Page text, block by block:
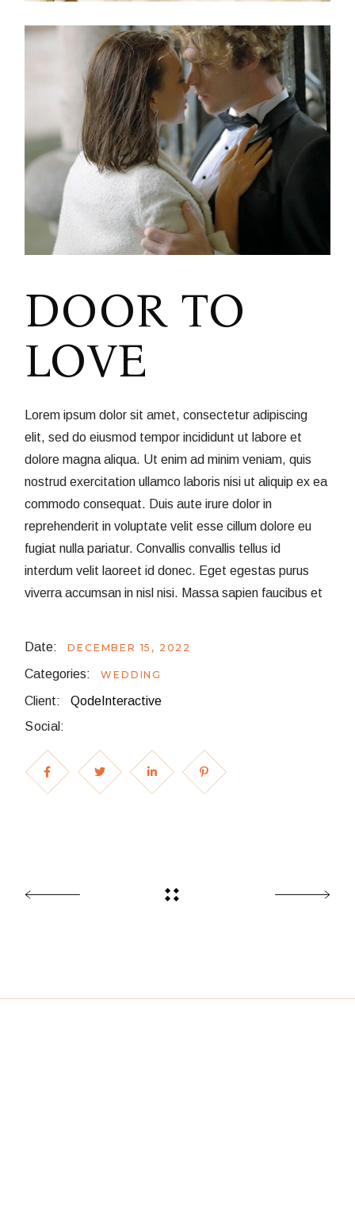
DOOR TO
LOVE
Lorem ipsum dolor sit amet, consectetur adipiscing
elit, sed do eiusmod tempor incididunt ut labore et
dolore magna aliqua. Ut enim ad minim veniam, quis
nostrud exercitation ullamco laboris nisi ut aliquip ex ea
commodo consequat. Duis aute irure dolor in
reprehenderit in voluptate velit esse cillum dolore eu
fugiat nulla pariatur. Convallis convallis tellus id
interdum velit laoreet id donec. Eget egestas purus
viverra accumsan in nisl nisi. Massa sapien faucibus et
Date: DECEMBER 15, 2022
Categories: WEDDING
Client:
QodeInteractive
Social: